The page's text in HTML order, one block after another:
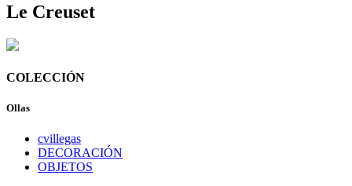
Le Creuset
COLECCIÓN
Ollas
cvillegas
DECORACIÓN
OBJETOS